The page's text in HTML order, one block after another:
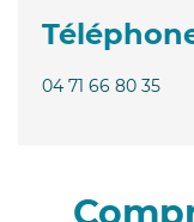
04 71 66 80 35